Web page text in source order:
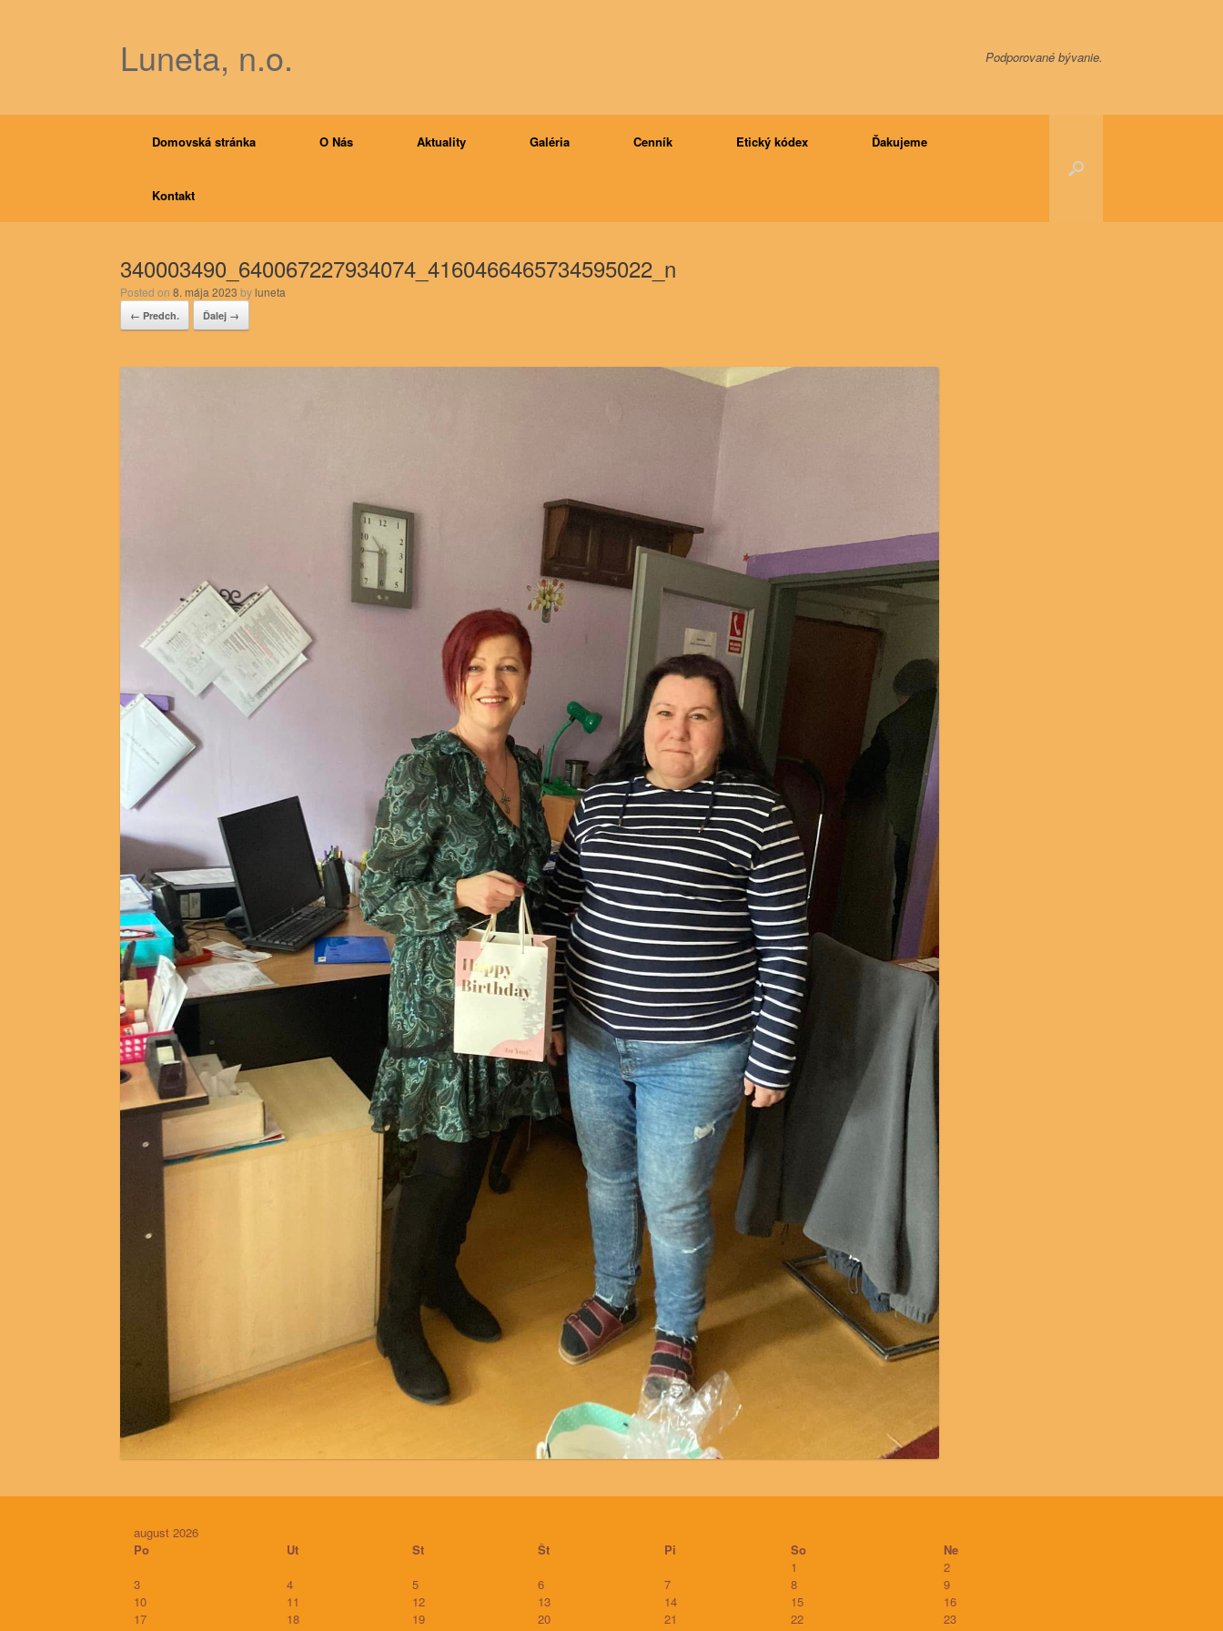
Luneta, n.o. Podporované bývanie.
Domovská stránka O Nás Aktuality Galéria Cenník Etický kódex Ďakujeme
Kontakt
340003490_640067227934074_4160466465734595022_n
Posted on 8. mája 2023 byluneta
← Predch. Ďalej →
august 2026
Po
Ut St Št Pi So
Ne
1
2
3
4 5 6 7 8
9
10
11 12 13 14 15
16
17
18 19 20 21 22
23